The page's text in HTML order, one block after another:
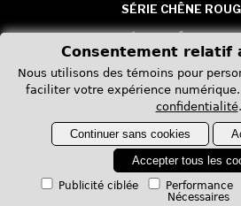
SÉRIE CHÊNE
SÉRIE CHÊNE
TABLES - VERRE,
CÉRAMIQUE
Consentement relatif
Nous utilisons des témoins pour
faciliter votre expérience numérique.
confidentialité.
Continuer sans cookies
Accepter tous les
Publicité ciblée Performance
Nécessaires